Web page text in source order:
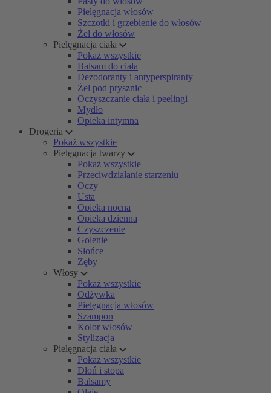
Pielęgnacja włosów
Szczotki i grzebienie do włosów
Żel do włosów
Pielęgnacja ciała
Pokaż wszystkie
Balsam do ciała
Dezodoranty i antyperspiranty
Żel pod prysznic
Oczyszczanie ciała i peelingi
Mydło
Opieka intymna
Drogeria
Pokaż wszystkie
Pielęgnacja twarzy
Pokaż wszystkie
Przeciwdziałanie starzeniu
Oczy
Usta
Opieka nocna
Opieka dzienna
Czyszczenie
Golenie
Słońce
Zęby
Włosy
Pokaż wszystkie
Odżywka
Pielęgnacja włosów
Szampon
Kolor włosów
Stylizacja
Pielęgnacja ciała
Pokaż wszystkie
Dłoń i stopa
Balsamy